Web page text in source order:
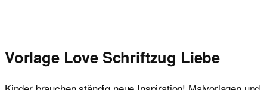
Vorlage Love Schriftzug Liebe